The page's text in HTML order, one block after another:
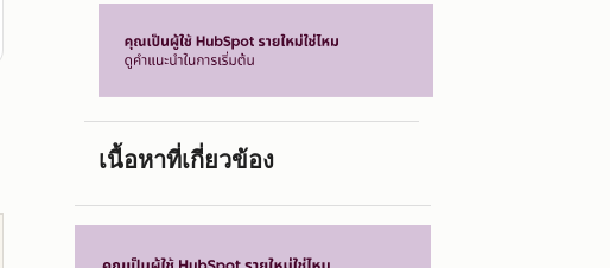
เนื้อหาที่เกี่ยวข้อง